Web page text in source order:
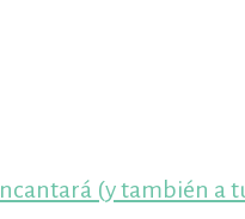
(y también a